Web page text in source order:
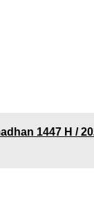
1447 H /